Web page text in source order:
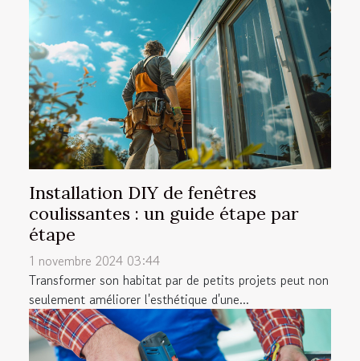
Installation DIY de fenêtres
coulissantes : un guide étape par
étape
1 novembre 2024 03:44
Transformer son habitat par de petits projets peut non
seulement améliorer l'esthétique d'une...